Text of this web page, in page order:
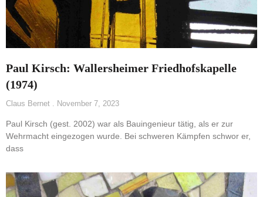
Paul Kirsch: Wallersheimer Friedhofskapelle
(1974)
Claus Bernet November 7, 2023
Paul Kirsch (gest. 2002) war als Bauingenieur tätig, als er zur
Wehrmacht eingezogen wurde. Bei schweren Kämpfen schwor er,
dass